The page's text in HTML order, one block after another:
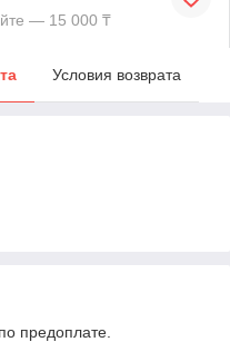
— 15 000 ₸
Условия возврата
предоплате.